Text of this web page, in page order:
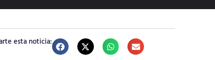
esta noticia: